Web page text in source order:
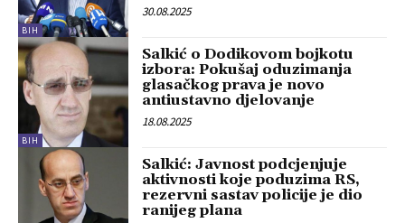
BIH
30.08.2025
BIH
Salkić o Dodikovom bojkotu
izbora: Pokušaj oduzimanja
glasačkog prava je novo
antiustavno djelovanje
18.08.2025
Salkić: Javnost podcjenjuje
aktivnosti koje poduzima RS,
rezervni sastav policije je dio
ranijeg plana